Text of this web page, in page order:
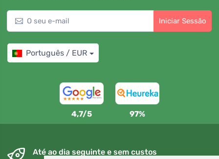
Iniciar Sessão
Português / EUR
4,7/5 97%
Até ao dia seguinte e sem custos